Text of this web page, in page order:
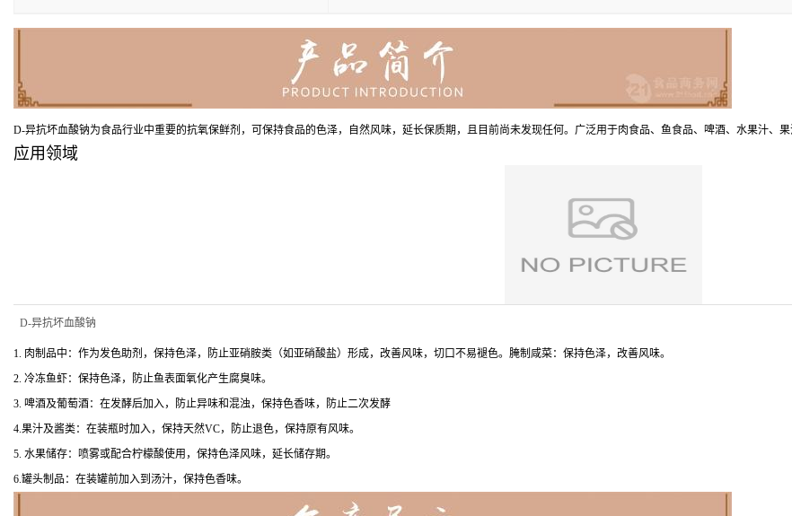
D-异抗坏血酸钠为食品行业中重要的抗氧保鲜剂，可保持食品的色泽，自然风味，延长保质期，且目前尚未发现任何。广泛用于肉食品、鱼食品、啤酒、水果汁、
应用领域
D-异抗坏血酸钠
1. 肉制品中：作为发色助剂，保持色泽，防止亚硝胺类（如亚硝酸盐）形成，改善风味，切口不易褪色。腌制咸菜：保持色泽，改善风味。
2. 冷冻鱼虾：保持色泽，防止鱼表面氧化产生腐臭味。
3. 啤酒及葡萄酒：在发酵后加入，防止异味和混浊，保持色香味，防止二次发酵
4.果汁及酱类：在装瓶时加入，保持天然VC，防止退色，保持原有风味。
5. 水果储存：喷雾或配合柠檬酸使用，保持色泽风味，延长储存期。
6.罐头制品：在装罐前加入到汤汁，保持色香味。